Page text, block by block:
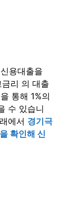
용대출을
리 의 대출
통해 1%의
수 있습니
에서 경기극
확인해 신